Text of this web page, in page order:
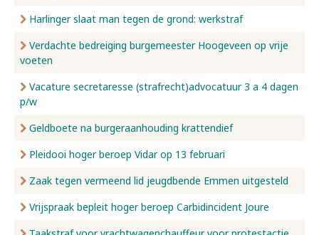
Harlinger slaat man tegen de grond: werkstraf
Verdachte bedreiging burgemeester Hoogeveen op vrije
voeten
Vacature secretaresse (strafrecht)advocatuur 3 a 4 dagen
p/w
Geldboete na burgeraanhouding krattendief
Pleidooi hoger beroep Vidar op 13 februari
Zaak tegen vermeend lid jeugdbende Emmen uitgesteld
Vrijspraak bepleit hoger beroep Carbidincident Joure